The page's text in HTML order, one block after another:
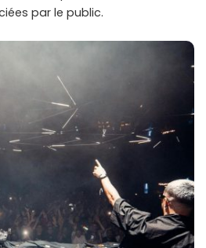
par le public.